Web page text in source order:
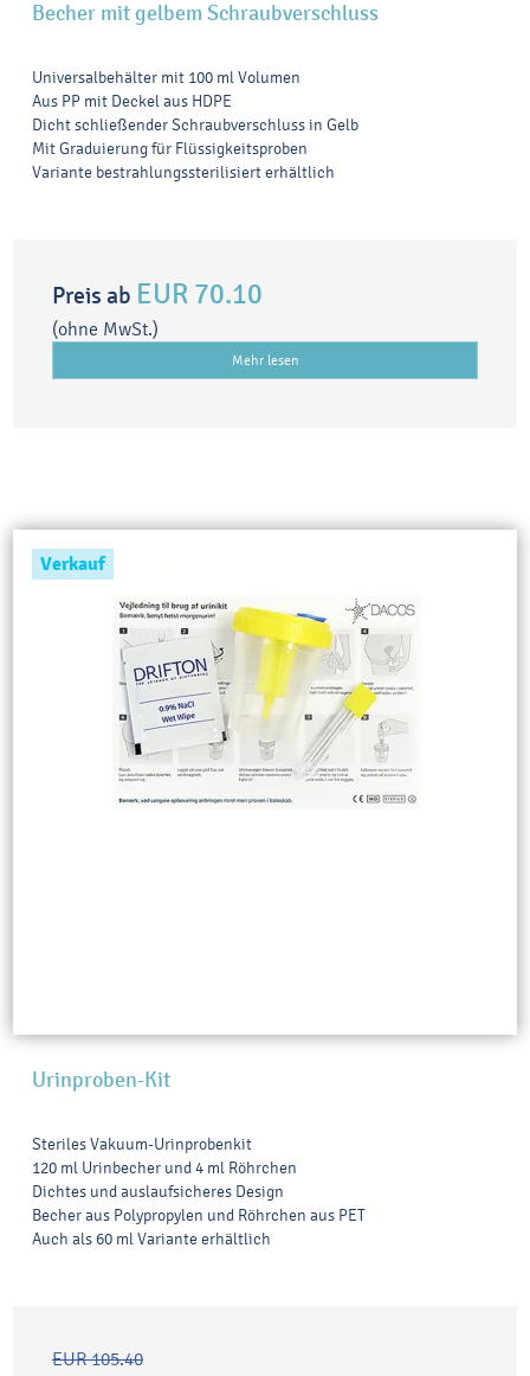
Becher mit gelbem Schraubverschluss
Universalbehälter mit 100 ml Volumen
Aus PP mit Deckel aus HDPE
Dicht schließender Schraubverschluss in Gelb
Mit Graduierung für Flüssigkeitsproben
Variante bestrahlungssterilisiert erhältlich
Preis ab EUR 70.10
(ohne MwSt.)
Mehr lesen
Verkauf
Urinproben-Kit
Steriles Vakuum-Urinprobenkit
120 ml Urinbecher und 4 ml Röhrchen
Dichtes und auslaufsicheres Design
Becher aus Polypropylen und Röhrchen aus PET
Auch als 60 ml Variante erhältlich
EUR 105.40